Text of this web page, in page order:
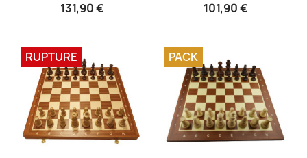
131,90 € 101,90 €
RUPTURE PACK